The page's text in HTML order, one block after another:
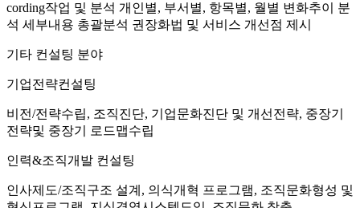
cording작업 및 분석 개인별, 부서별, 항목별, 월별 변화추이 분
석 세부내용 총괄분석 권장화법 및 서비스 개선점 제시
기타 컨설팅 분야
기업전략컨설팅
비전/전략수립, 조직진단, 기업문화진단 및 개선전략, 중장기
전략및 중장기 로드맵수립
인력&조직개발 컨설팅
인사제도/조직구조 설계, 의식개혁 프로그램, 조직문화형성 및